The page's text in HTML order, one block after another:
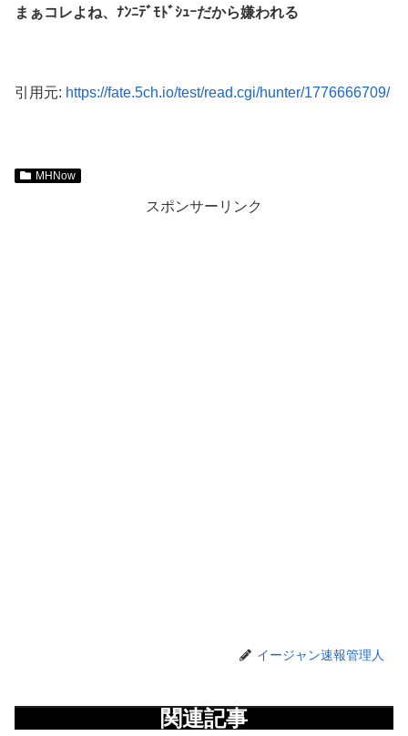
まぁコレよね、ﾅﾝﾆﾃﾞﾓﾄﾞｼｭｰだから嫌われる
引用元: https://fate.5ch.io/test/read.cgi/hunter/1776666709/
MHNow
スポンサーリンク
イージャン速報管理人
関連記事